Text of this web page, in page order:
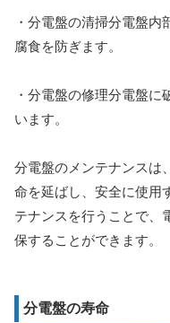
・分電盤の清掃分電盤
腐食を防ぎます。
・分電盤の修理分電盤
います。
分電盤のメンテナンスは
命を延ばし、安全に使用
テナンスを行うことで、
保することができます。
分電盤の寿命